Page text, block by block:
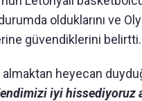
olduklarını ve
güvendiklerini belirtti.
almaktan heyecan
iyi hissediyoruz